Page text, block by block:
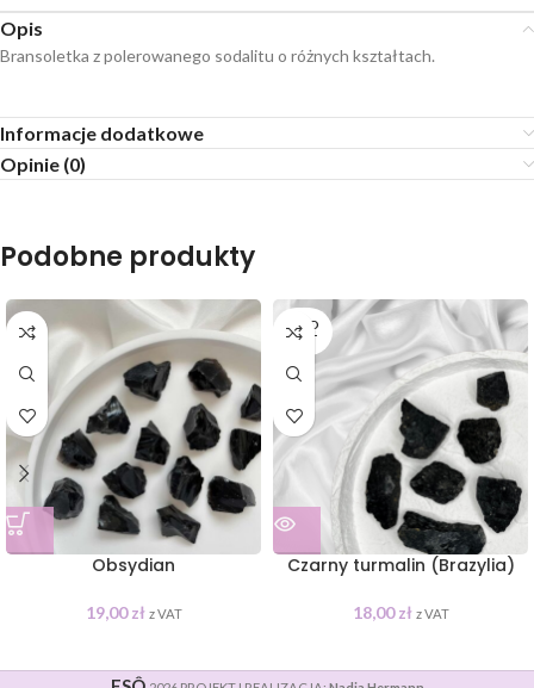
Opis
Bransoletka z polerowanego sodalitu o różnych kształtach.
Informacje dodatkowe
Opinie (0)
Podobne produkty
Obsydian
19,00zł z VAT
SOLD
OUT
Czarny turmalin (Brazylia)
18,00zł z VAT